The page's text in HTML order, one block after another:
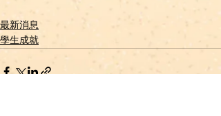
最新消息
學生成就